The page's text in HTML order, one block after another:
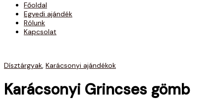
Főoldal
Egyedi ajándék
Rólunk
Kapcsolat
Dísztárgyak, Karácsonyi ajándékok
Karácsonyi Grincses gömb